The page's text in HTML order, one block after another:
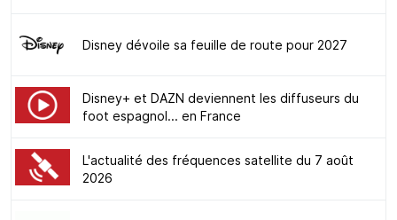
Disney dévoile sa feuille de route pour 2027
Disney+ et DAZN deviennent les diffuseurs du
foot espagnol... en France
L'actualité des fréquences satellite du 7 août
2026